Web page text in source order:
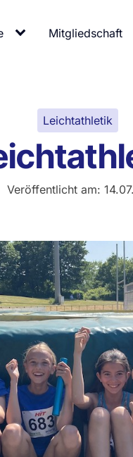
Mitgliedschaft
Leichtathletik
Veröffentlicht am: